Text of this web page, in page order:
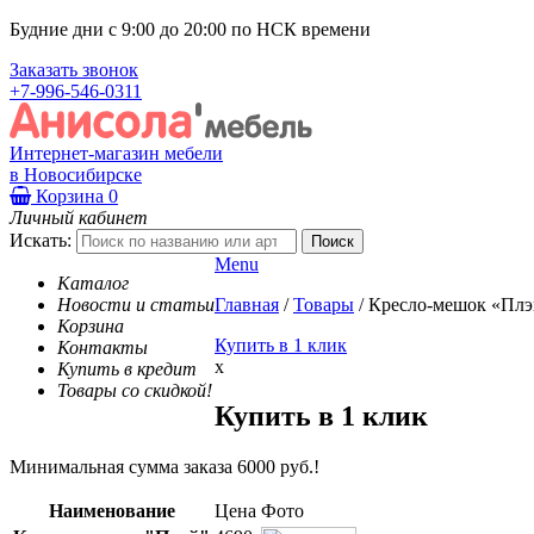
Будние дни с 9:00 до 20:00 по НСК времени
Заказать звонок
+7-996-546-0311
Интернет-магазин мебели
в Новосибирске
Корзина 0
Личный кабинет
Искать:
Каталог
Новости и статьи
Корзина
Контакты
Купить в кредит
Товары со скидкой!
Menu
Главная / Товары / Кресло-мешок
Купить в 1 клик
x
Купить в 1 клик
Минимальная сумма заказа 6000 руб.!
Наименование Цена Фото